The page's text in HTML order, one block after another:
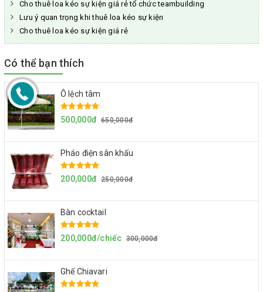
Cho thuê loa kéo sự kiện giá rẻ tổ chức teambuilding
Lưu ý quan trọng khi thuê loa kéo sự kiện
Cho thuê loa kéo sự kiện giá rẻ
Có thể bạn thích
Ô lệch tâm
500,000đ 650,000đ
Pháo điện sân khấu
200,000đ 250,000đ
Bàn cocktail
200,000đ/chiếc 300,000đ
Ghế Chiavari